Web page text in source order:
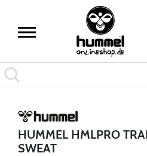
HUMMEL HMLPRO
SWEAT